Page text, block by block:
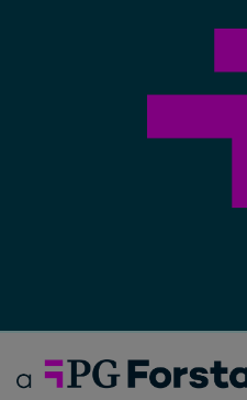
Forsta Deutsch